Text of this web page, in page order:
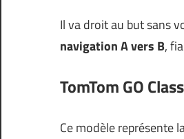
Il va droit au but sans
navigation A vers B,
TomTom GO
Ce modèle représente